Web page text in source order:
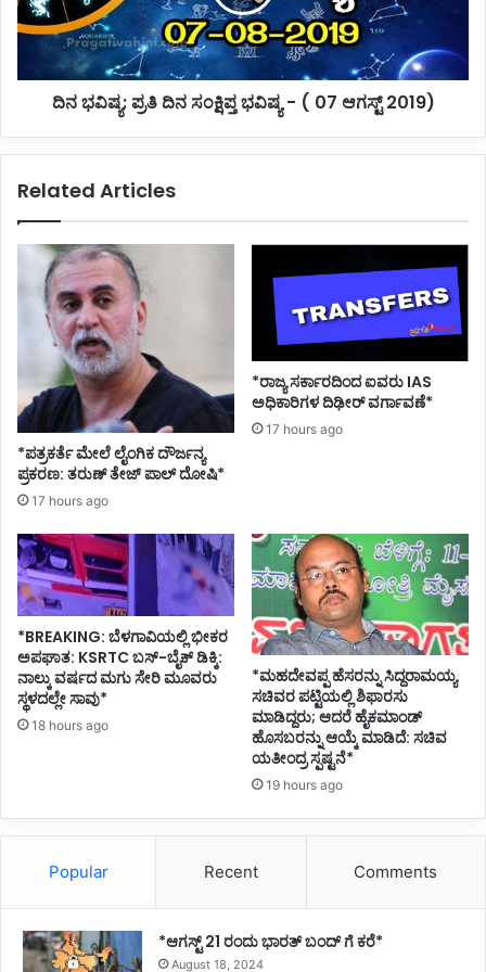
ಯಾ
ಚಿ
ರ
ಯ
:
ರ
ಕ್
0
ಆ
ಗ
ಸ್
ಟ್
2
0
1
ದಿನ ಭವಿಷ್ಯ: ಪ್ರತಿ ದಿನ ಸಂಕ್ಷಿಪ್ತ ಭವಿಷ್ಯ - ( 07 ಆಗಸ್ಟ್ 2019)
Related Articles
*ಪತ್ರಕರ್ತೆ ಮೇಲೆ ಲೈಂಗಿಕ ದೌರ್ಜನ್ಯ
ಪ್ರಕರಣ: ತರುಣ್ ತೇಜ್ ಪಾಲ್ ದೋಷಿ*
17 hours ago
*ರಾಜ್ಯ ಸರ್ಕಾರದಿಂದ ಐವರು IAS
ಅಧಿಕಾರಿಗಳ ದಿಢೀರ್ ವರ್ಗಾವಣೆ*
17 hours ago
*BREAKING: ಬೆಳಗಾವಿಯಲ್ಲಿ ಭೀಕರ
ಅಪಘಾತ: KSRTC ಬಸ್-ಬೈಕ್ ಡಿಕ್ಕಿ:
ನಾಲ್ಕು ವರ್ಷದ ಮಗು ಸೇರಿ ಮೂವರು
ಸ್ಥಳದಲ್ಲೇ ಸಾವು*
18 hours ago
*ಮಹದೇವಪ್ಪ ಹೆಸರನ್ನು ಸಿದ್ದರಾಮಯ್ಯ
ಸಚಿವರ ಪಟ್ಟಿಯಲ್ಲಿ ಶಿಫಾರಸು
ಮಾಡಿದ್ದರು; ಆದರೆ ಹೈಕಮಾಂಡ್
ಹೊಸಬರನ್ನು ಆಯ್ಕೆ ಮಾಡಿದೆ: ಸಚಿವ
ಯತೀಂದ್ರ ಸ್ಪಷ್ಟನೆ*
19 hours ago
Popular Recent Comments
*ಆಗಸ್ಟ್ 21 ರಂದು ಭಾರತ್‌ ಬಂದ್‌ ಗೆ ಕರೆ*
August 18, 2024